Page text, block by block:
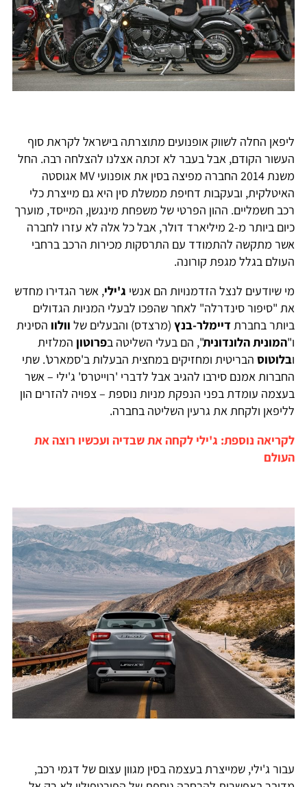
ליפאן החלה לשווק אופנועים מתוצרתה בישראל לקראת סוף
העשור הקודם, אבל בעבר לא זכתה אצלנו להצלחה רבה. החל
משנת 2014 החברה מפיצה בסין את אופנועי MV אגוסטה
האיטלקית, ובעקבות דחיפת ממשלת סין היא גם מייצרת כלי
רכב חשמליים. ההון הפרטי של משפחת מינגשן, המייסד, מוערך
כיום ביותר מ-2 מיליארד דולר, אבל כל אלה לא עזרו לחברה
אשר מתקשה להתמודד עם התרסקות מכירות הרכב ברחבי
העולם בגלל מגפת קורונה.
מי שיודעים לנצל הזדמנויות הם אנשי ג'ילי, אשר הגדירו מחדש
את "סיפור סינדרלה" לאחר שהפכו לבעלי המניות הגדולים
ביותר בחברת דיימלר-בנץ (מרצדס) והבעלים של וולוו הסינית
ו"המונית הלונדונית", הם בעלי השליטה בפרוטון המלזית
ובלוטוס הבריטית ומחזיקים במחצית הבעלות ב'סמארט'. שתי
החברות אמנם סירבו להגיב אבל לדברי 'רוייטרס' ג'ילי – אשר
בעצמה עומדת בפני הנפקת מניות נוספת – צפויה להזרים הון
לליפאן ולקחת את גרעין השליטה בחברה.
לקריאה נוספת: ג'ילי לקחה את שבדיה ועכשיו רוצה את
העולם
עבור ג'ילי, שמייצרת בעצמה בסין מגוון עצום של דגמי רכב,